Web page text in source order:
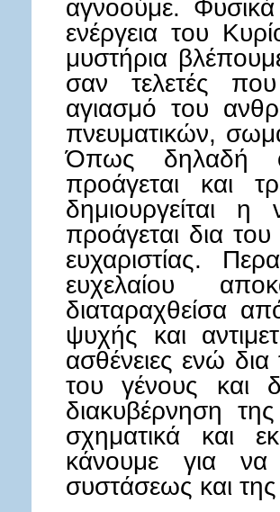
αγνοούμε.
ενέργεια του
μυστήρια
σαν τελετές
αγιασμό του
πνευματικών,
Όπως δηλαδή ο
προάγεται και
δημιουργείται
προάγεται δια του
ευχαριστίας.
ευχελαίου
διαταραχθείσα
ψυχής και
ασθένειες ενώ
του γένους και
διακυβέρνηση
σχηματικά και
κάνουμε για να
συστάσεως και